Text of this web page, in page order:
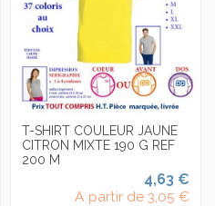
T-SHIRT COULEUR JAUNE
CITRON MIXTE 190 G REF
200 M
4,63 €
A partir de 3,05 €